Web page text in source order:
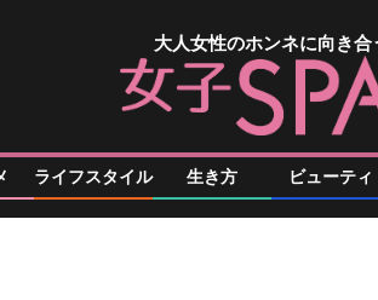
大人女性のホンネに向き合
ライフスタイル 生き方 ビューティ